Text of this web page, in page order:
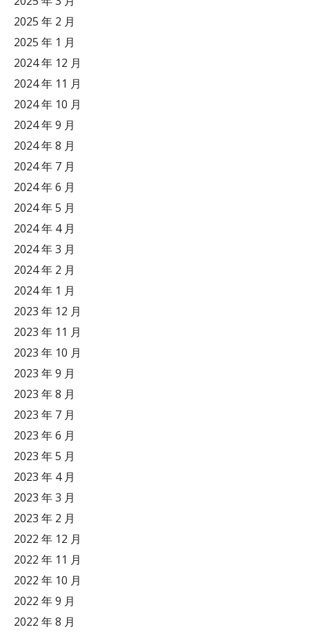
2025 年 2 月
2025 年 1 月
2024 年 12 月
2024 年 11 月
2024 年 10 月
2024 年 9 月
2024 年 8 月
2024 年 7 月
2024 年 6 月
2024 年 5 月
2024 年 4 月
2024 年 3 月
2024 年 2 月
2024 年 1 月
2023 年 12 月
2023 年 11 月
2023 年 10 月
2023 年 9 月
2023 年 8 月
2023 年 7 月
2023 年 6 月
2023 年 5 月
2023 年 4 月
2023 年 3 月
2023 年 2 月
2022 年 12 月
2022 年 11 月
2022 年 10 月
2022 年 9 月
2022 年 8 月